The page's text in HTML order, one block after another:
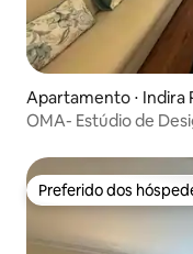
Apartamento ⋅ Indira
OMA- Estúdio de
Preferido dos
Preferido dos